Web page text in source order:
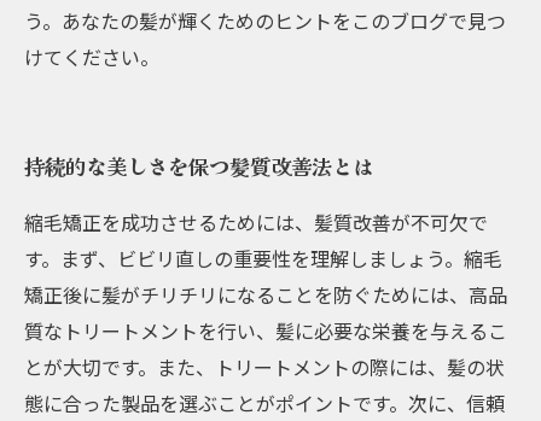
う。あなたの髪が輝くためのヒントをこのブログで見つ
けてください。
持続的な美しさを保つ髪質改善法とは
縮毛矯正を成功させるためには、髪質改善が不可欠で
す。まず、ビビリ直しの重要性を理解しましょう。縮毛
矯正後に髪がチリチリになることを防ぐためには、高品
質なトリートメントを行い、髪に必要な栄養を与えるこ
とが大切です。また、トリートメントの際には、髪の状
態に合った製品を選ぶことがポイントです。次に、信頼